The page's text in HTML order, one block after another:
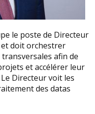
le poste de Directeur
doit orchestrer
afin de
et accélérer leur
Directeur voit les
des datas